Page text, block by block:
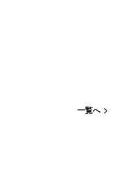
一覧へ